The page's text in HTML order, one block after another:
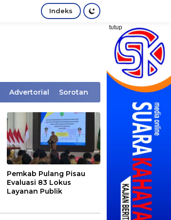
Indeks
tutup
Advertorial Sorotan
Pemkab Pulang Pisau
Evaluasi 83 Lokus
Layanan Publik